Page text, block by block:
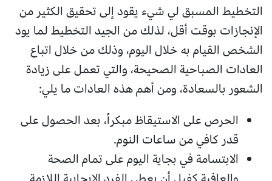
التخطيط المسبق لي شيء يقود إلى تحقيق الكثير من
الإنجازات بوقت أقل، لذلك من الجيد التخطيط لما يود
الشخص القيام به خلال اليوم، وذلك من خلال اتباع
العادات الصباحية الصحيحة، والتي تعمل على زيادة
الشعور بالسعادة، ومن أهم هذه العادات ما يلي:
الحرص على الاستيقاظ مبكراً، بعد الحصول على
قدر كافي من ساعات النوم.
الابتسامة في بجاية اليوم على تمام الصحة